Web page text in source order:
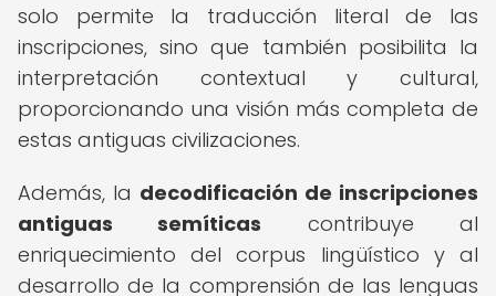
solo permite la traducción literal de las
inscripciones, sino que también posibilita la
interpretación contextual y cultural,
proporcionando una visión más completa de
estas antiguas civilizaciones.
Además, la decodificación de inscripciones
antiguas semíticas contribuye al
enriquecimiento del corpus lingüístico y al
desarrollo de la comprensión de las lenguas